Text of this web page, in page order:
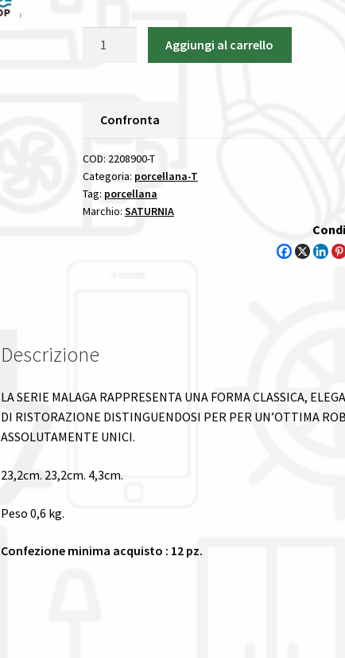
FONDO
23
PORCELLANA
SATURNIA
porcellana
Aggiungi al carrello
Confronta
COD: 2208900-T
Categoria: porcellana-T
Tag: porcellana
Marchio: SATURNIA
Descrizione
LA SERIE MALAGA RAPPRESENTA UNA FORMA CLASSICA,
DI RISTORAZIONE DISTINGUENDOSI PER PER UN’OTTIMA
ASSOLUTAMENTE UNICI.
23,2cm. 23,2cm. 4,3cm.
Peso 0,6 kg.
Confezione minima acquisto : 12 pz.